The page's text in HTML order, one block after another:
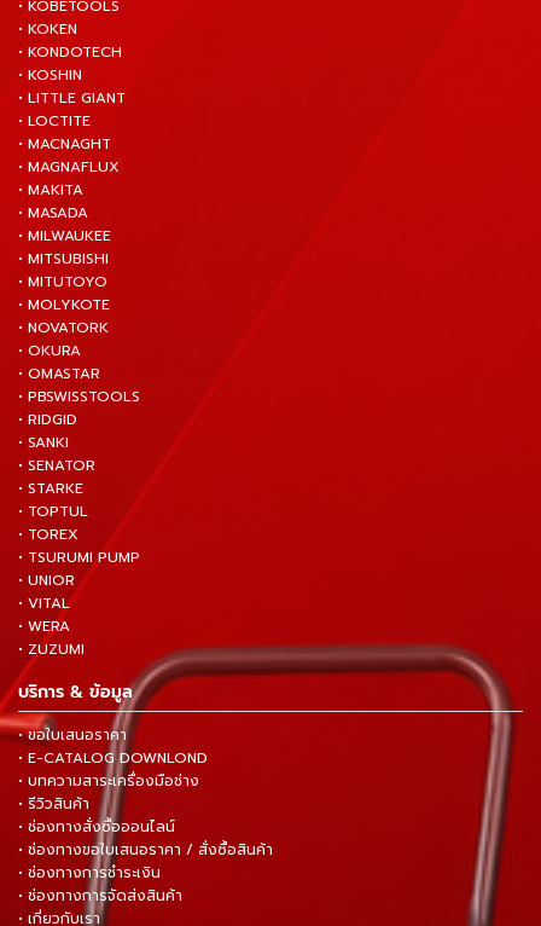
• KOBETOOLS
• KOKEN
• KONDOTECH
• KOSHIN
• LITTLE GIANT
• LOCTITE
• MACNAGHT
• MAGNAFLUX
• MAKITA
• MASADA
• MILWAUKEE
• MITSUBISHI
• MITUTOYO
• MOLYKOTE
• NOVATORK
• OKURA
• OMASTAR
• PBSWISSTOOLS
• RIDGID
• SANKI
• SENATOR
• STARKE
• TOPTUL
• TOREX
• TSURUMI PUMP
• UNIOR
• VITAL
• WERA
• ZUZUMI
บริการ & ข้อมูล
• ขอใบเสนอราคา
• E-CATALOG DOWNLOND
• บทความสาระเครื่องมือช่าง
• รีวิวสินค้า
• ช่องทางสั่งซื้อออนไลน์
• ช่องทางขอใบเสนอราคา / สั่งซื้อสินค้า
• ช่องทางการชำระเงิน
• ช่องทางการจัดส่งสินค้า
• เกี่ยวกับเรา